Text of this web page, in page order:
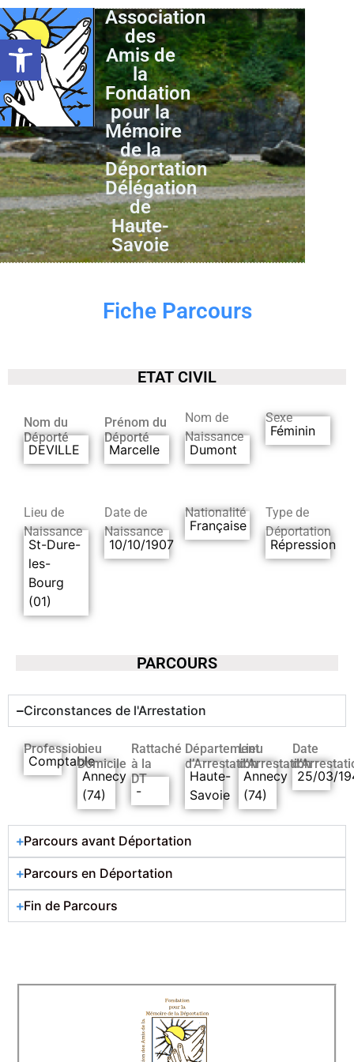
Ouvrir la barre d’outils
Association
des
Amis de
la
Fondation
pour la
Mémoire
de la
Déportation
Délégation
de
Haute-
Savoie
Fiche Parcours
ETAT CIVIL
Nom du
Déporté
DEVILLE
Prénom du
Déporté
Marcelle
Nom de
Naissance
Dumont
Sexe
Féminin
Lieu de
Naissance
St-Dure-
les-
Bourg
(01)
Date de
Naissance
10/10/1907
Nationalité
Française
Type de
Déportation
Répression
PARCOURS
Circonstances de l'Arrestation
Profession
Comptable
Lieu
Domicile
Annecy
(74)
Rattaché
à la
DT
-
Département
d’Arrestation
Haute-
Savoie
Lieu
d’Arrestation
Annecy
(74)
Date
25/03/
Parcours avant Déportation
Parcours en Déportation
Fin de Parcours